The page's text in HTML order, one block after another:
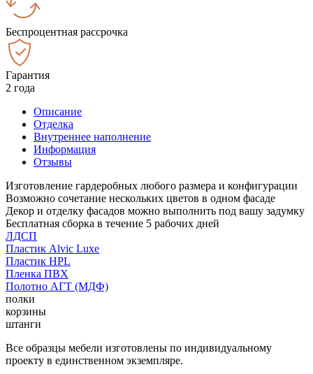
Беспроцентная рассрочка
Гарантия
2 года
Описание
Отделка
Внутреннее наполнение
Информация
Отзывы
Изготовление гардеробных любого размера и конфигурации
Возможно сочетание нескольких цветов в одном фасаде
Декор и отделку фасадов можно выполнить под вашу задумку
Бесплатная сборка в течение 5 рабочих дней
ЛДСП
Пластик Alvic Luxe
Пластик HPL
Пленка ПВХ
Полотно АГТ (МДФ)
полки
корзины
штанги
Все образцы мебели изготовлены по индивидуальному
проекту в единственном экземпляре.